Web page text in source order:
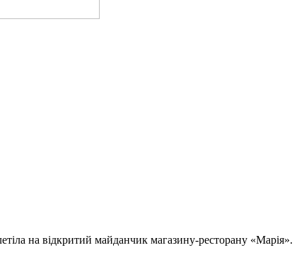
на відкритий майданчик магазину-ресторану «Марія».